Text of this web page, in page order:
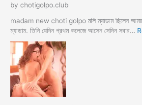
স্বা
মী
স্ত্রী
ব
উ
লে
সে
by chotigolpo.club
madam new choti golpo মলি ম্যাডাম ছিলেন
ম্যাডাম. তিনি যেদিন প্রথম কলেজে আসেন সেদিন সবার…